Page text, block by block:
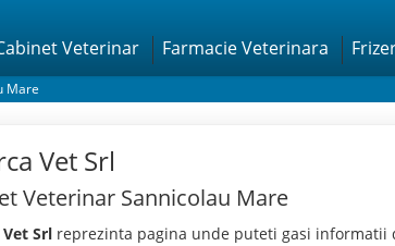
Veterinar Farmacie Veterinara
Mare
Vet Srl
Veterinar Sannicolau Mare
Vet Srl reprezinta pagina unde puteti gasi informatii